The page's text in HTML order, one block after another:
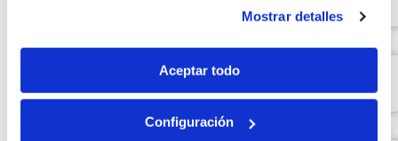
Mostrar detalles
Aceptar todo
Configuración
T&C - Código de descuento RIPLEY – 15%